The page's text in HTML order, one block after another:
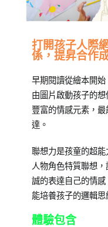
Posted
on
10-
13
Posted
in
活
動,
Mini
幼
教
養
Tagged
創
,
幼
兒,
想
像
,
新
竹,
北,
打開孩子人際
係，提昇合作
早期閱讀從繪本開
由圖片啟動孩子的
豐富的情感元素，
達。
聯想力是孩童的超能
人物角色特質聯想
誠的表達自己的情
能培養孩子的邏輯思
體驗包含